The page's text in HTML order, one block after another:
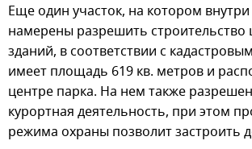
Еще один участок, на котором внутри
намерены разрешить
зданий, в соответствии с
имеет площадь 619 кв. метров и
центре парка. На нем также
курортная деятельность, при этом
режима охраны позволит застроить